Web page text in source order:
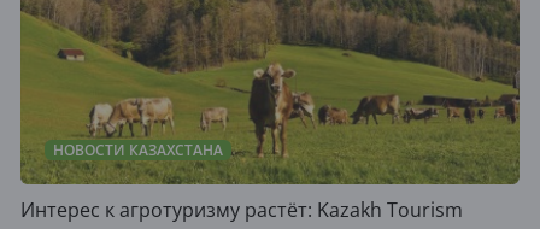
НОВОСТИ КАЗАХСТАНА
Интерес к агротуризму растёт: Kazakh Tourism